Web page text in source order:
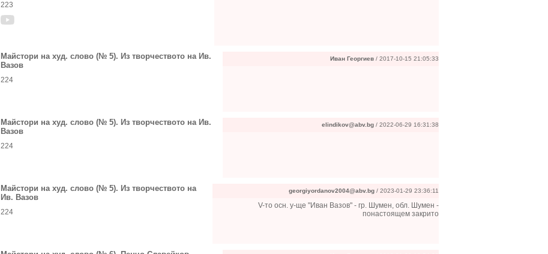
223
Майстори на худ. слово (№ 5). Из творчеството на Ив.
Вазов
224
Иван Георгиев / 2017-10-15 21:05:33
Майстори на худ. слово (№ 5). Из творчеството на Ив.
Вазов
224
elindikov@abv.bg / 2022-06-29 16:31:38
Майстори на худ. слово (№ 5). Из творчеството на
Ив. Вазов
224
georgiyordanov2004@abv.bg / 2023-01-29 23:36:11
V-то осн. у-ще "Иван Вазов" - гр. Шумен, обл. Шумен -
понастоящем закрито